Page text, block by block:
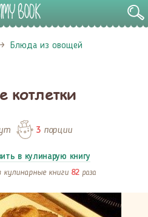
Блюда из овощей
котлетки
3порции
в кулинарую книгу
книги 82 раза